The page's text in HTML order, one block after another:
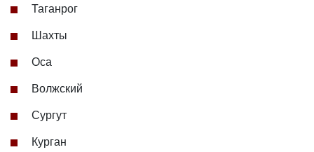
Таганрог
Шахты
Оса
Волжский
Сургут
Курган